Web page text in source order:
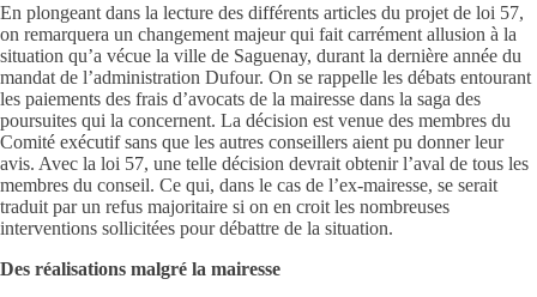
En plongeant dans la lecture des différents articles du projet de loi 57,
on remarquera un changement majeur qui fait carrément allusion à la
situation qu’a vécue la ville de Saguenay, durant la dernière année du
mandat de l’administration Dufour. On se rappelle les débats entourant
les paiements des frais d’avocats de la mairesse dans la saga des
poursuites qui la concernent. La décision est venue des membres du
Comité exécutif sans que les autres conseillers aient pu donner leur
avis. Avec la loi 57, une telle décision devrait obtenir l’aval de tous les
membres du conseil. Ce qui, dans le cas de l’ex-mairesse, se serait
traduit par un refus majoritaire si on en croit les nombreuses
interventions sollicitées pour débattre de la situation.
Des réalisations malgré la mairesse